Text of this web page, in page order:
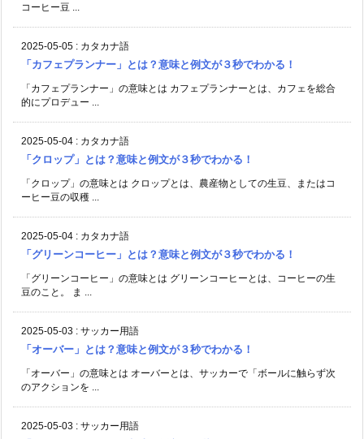
コーヒー豆 ...
2025-05-05 : カタカナ語
「カフェプランナー」とは？意味と例文が３秒でわかる！
「カフェプランナー」の意味とは カフェプランナーとは、カフェを総合
的にプロデュー ...
2025-05-04 : カタカナ語
「クロップ」とは？意味と例文が３秒でわかる！
「クロップ」の意味とは クロップとは、農産物としての生豆、またはコ
ーヒー豆の収穫 ...
2025-05-04 : カタカナ語
「グリーンコーヒー」とは？意味と例文が３秒でわかる！
「グリーンコーヒー」の意味とは グリーンコーヒーとは、コーヒーの生
豆のこと。 ま ...
2025-05-03 : サッカー用語
「オーバー」とは？意味と例文が３秒でわかる！
「オーバー」の意味とは オーバーとは、サッカーで「ボールに触らず次
のアクションを ...
2025-05-03 : サッカー用語